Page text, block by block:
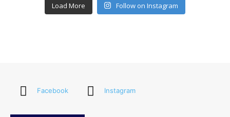
Load More Follow on Instagram
Facebook Instagram